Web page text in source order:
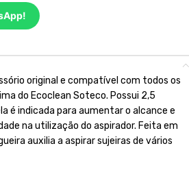
original e compatível com todos os
do Ecoclean Soteco. Possui 2,5
é indicada para aumentar o alcance e
na utilização do aspirador. Feita em
auxilia a aspirar sujeiras de vários